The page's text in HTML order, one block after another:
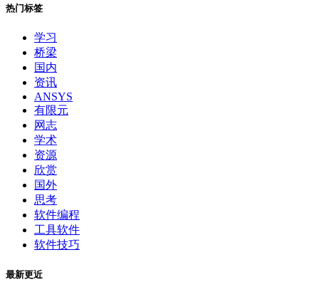
热门标签
学习
桥梁
国内
资讯
ANSYS
有限元
网志
学术
资源
欣赏
国外
思考
软件编程
工具软件
软件技巧
最新更近